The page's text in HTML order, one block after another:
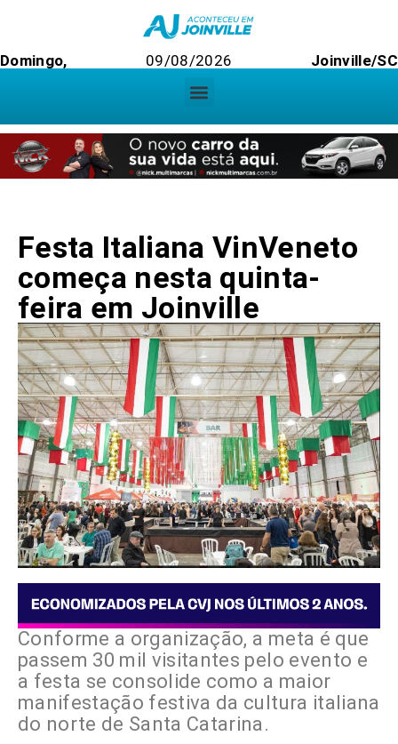
Domingo, 09/08/2026 Joinville/SC
Festa Italiana VinVeneto
começa nesta quinta-
feira em Joinville
Conforme a organização, a meta é que
passem 30 mil visitantes pelo evento e
a festa se consolide como a maior
manifestação festiva da cultura italiana
do norte de Santa Catarina.